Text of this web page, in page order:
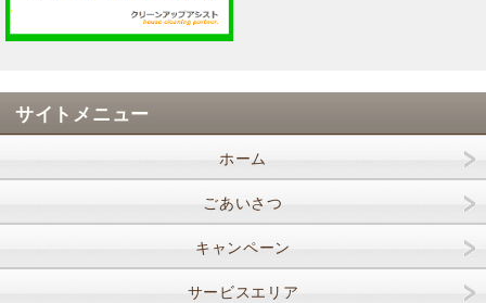
サイトメニュー
ホーム
ごあいさつ
キャンペーン
サービスエリア